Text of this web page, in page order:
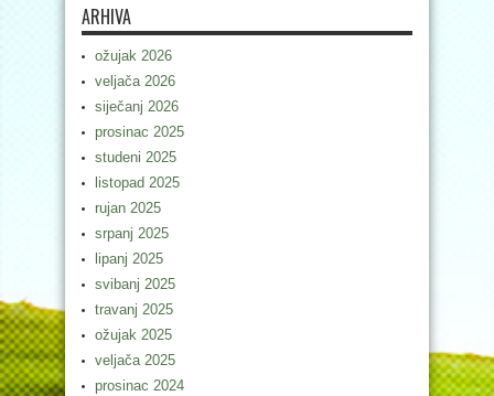
ARHIVA
ožujak 2026
veljača 2026
siječanj 2026
prosinac 2025
studeni 2025
listopad 2025
rujan 2025
srpanj 2025
lipanj 2025
svibanj 2025
travanj 2025
ožujak 2025
veljača 2025
prosinac 2024